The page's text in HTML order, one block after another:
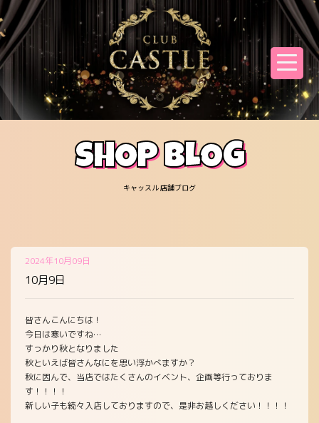
SHOP BLOG
キャッスル 店舗ブログ
10月9日
2024年10月09日
皆さんこんにちは！
今日は寒いですね…
すっかり秋となりました
秋といえば皆さんなにを思い浮かべますか？
秋に因んで、当店ではたくさんのイベント、企画等行っておりま
す！！！！
新しい子も続々入店しておりますので、是非お越しください！！！！